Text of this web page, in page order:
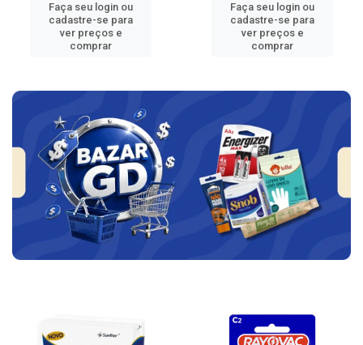
Faça seu login ou
cadastre-se para
ver preços e
comprar
Faça seu login ou
cadastre-se para
ver preços e
comprar